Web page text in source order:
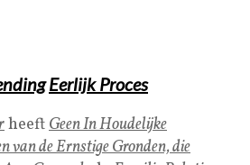
Eerlijk Proces
heeftGeen In Houdelijke
n van de Ernstige Gronden, die